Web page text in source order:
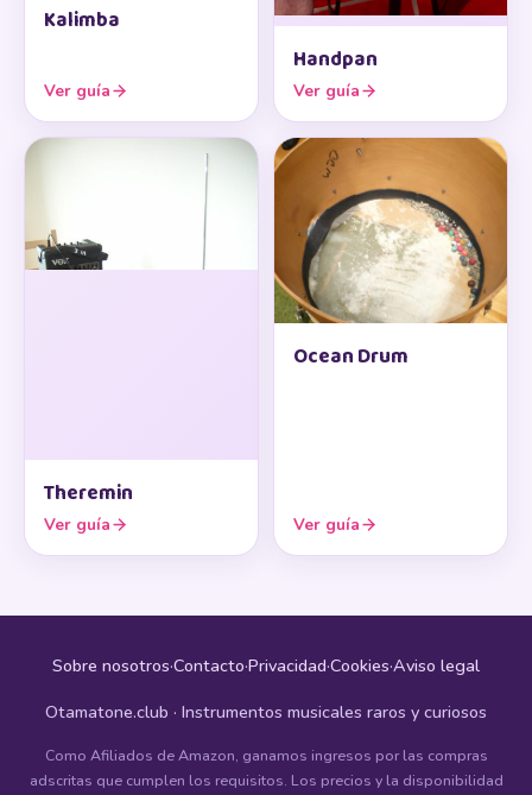
Kalimba
Ver guía
Handpan
Ver guía
Theremin
Ver guía
Ocean Drum
Ver guía
Sobre nosotros·Contacto·Privacidad·Cookies·Aviso legal
Otamatone.club · Instrumentos musicales raros y curiosos
Como Afiliados de Amazon, ganamos ingresos por las compras
adscritas que cumplen los requisitos. Los precios y la disponibilidad